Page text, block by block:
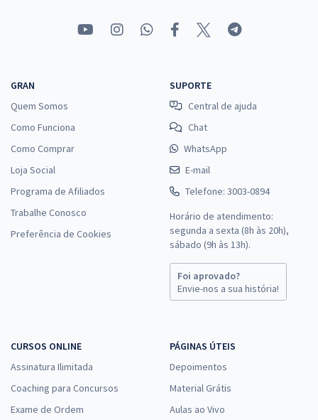
GRAN
Quem Somos
Como Funciona
Como Comprar
Loja Social
Programa de Afiliados
Trabalhe Conosco
Preferência de Cookies
SUPORTE
Central de ajuda
Chat
WhatsApp
E-mail
Telefone: 3003-0894
Horário de atendimento:
segunda a sexta (8h às 20h),
sábado (9h às 13h).
Foi aprovado?
Envie-nos a sua história!
CURSOS ONLINE
Assinatura Ilimitada
Coaching para Concursos
Exame de Ordem
PÁGINAS ÚTEIS
Depoimentos
Material Grátis
Aulas ao Vivo